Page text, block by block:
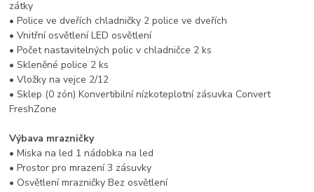
zátky
• Police ve dveřích chladničky 2 police ve dveřích
• Vnitřní osvětlení LED osvětlení
• Počet nastavitelných polic v chladničce 2 ks
• Skleněné police 2 ks
• Vložky na vejce 2/12
• Sklep (0 zón) Konvertibilní nízkoteplotní zásuvka Convert
FreshZone
Výbava mrazničky
• Miska na led 1 nádobka na led
• Prostor pro mrazení 3 zásuvky
• Osvětlení mrazničky Bez osvětlení